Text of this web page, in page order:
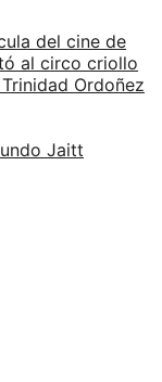
del cine de
al circo criollo
Ordoñez
Jaitt